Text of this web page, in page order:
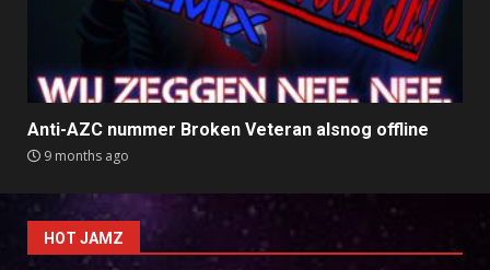
Anti-AZC nummer Broken Veteran alsnog offline
9 months ago
HOT JAMZ